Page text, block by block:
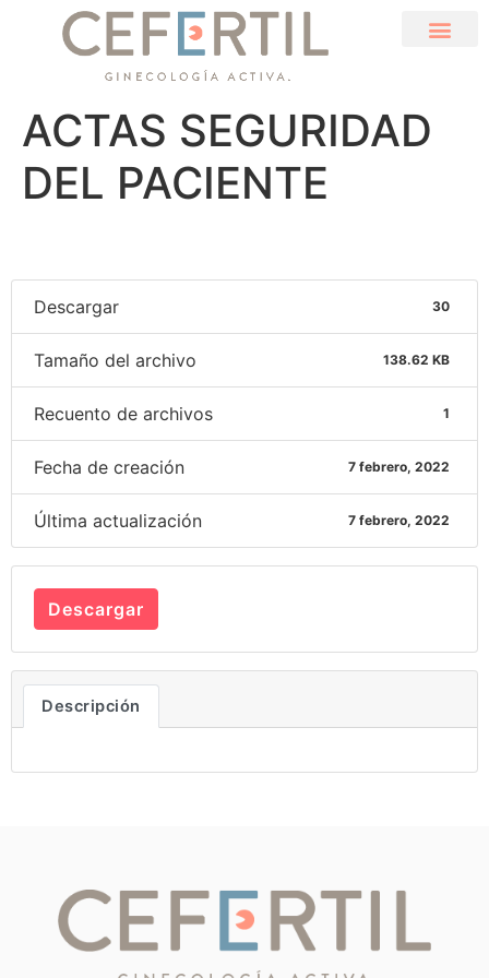
ACTAS SEGURIDAD
DEL PACIENTE
Descargar 30
Tamaño del archivo 138.62 KB
Recuento de archivos 1
Fecha de creación 7 febrero, 2022
Última actualización 7 febrero, 2022
Descargar
Descripción